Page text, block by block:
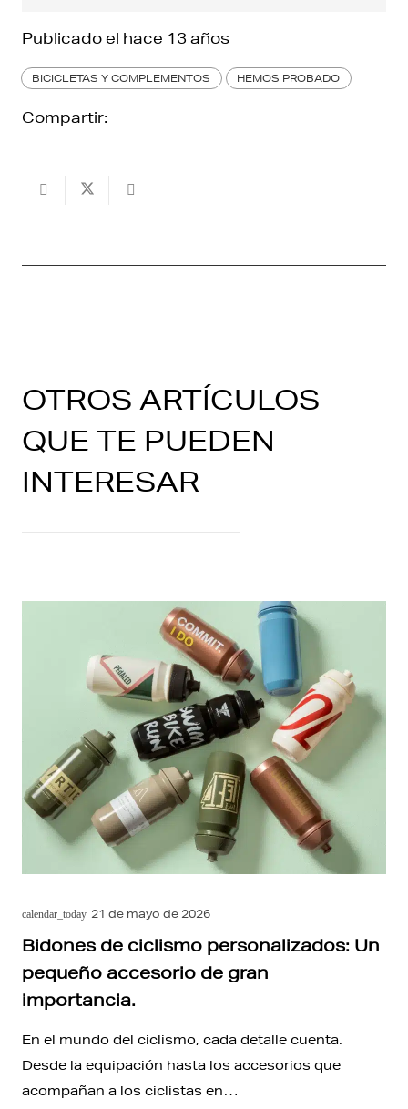
Publicado el hace 13 años
BICICLETAS Y COMPLEMENTOS HEMOS PROBADO
Compartir:
OTROS ARTÍCULOS
QUE TE PUEDEN
INTERESAR
calendar_today 21 de mayo de 2026
Bidones de ciclismo personalizados: Un
pequeño accesorio de gran
importancia.
En el mundo del ciclismo, cada detalle cuenta.
Desde la equipación hasta los accesorios que
acompañan a los ciclistas en…